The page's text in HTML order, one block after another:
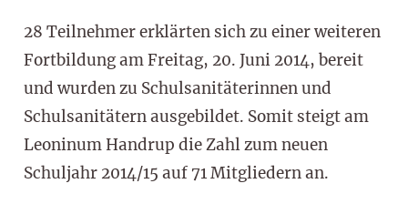
28 Teilnehmer erklärten sich zu einer weiteren
Fortbildung am Freitag, 20. Juni 2014, bereit
und wurden zu Schulsanitäterinnen und
Schulsanitätern ausgebildet. Somit steigt am
Leoninum Handrup die Zahl zum neuen
Schuljahr 2014/15 auf 71 Mitgliedern an.